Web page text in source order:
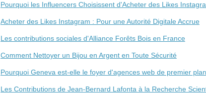
Pourquoi les Influencers Choisissent d'Acheter des Likes
Acheter des Likes Instagram : Pour une Autorité Digitale Accrue
Les contributions sociales d'Alliance Forêts Bois en France
Comment Nettoyer un Bijou en Argent en Toute Sécurité
Pourquoi Geneva est-elle le foyer d'agences web de premier
Les Contributions de Jean-Bernard Lafonta à la Recherche